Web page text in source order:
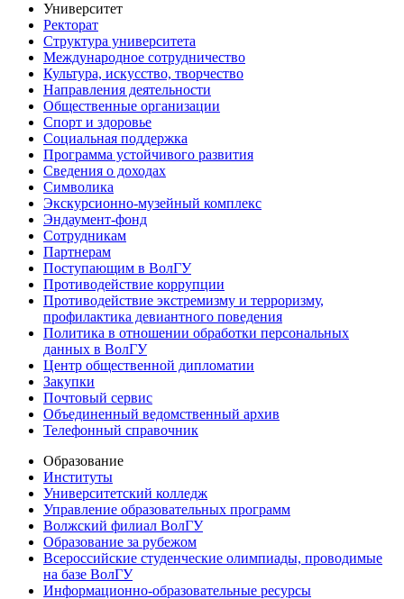
Университет
Ректорат
Структура университета
Международное сотрудничество
Культура, искусство, творчество
Направления деятельности
Общественные организации
Спорт и здоровье
Социальная поддержка
Программа устойчивого развития
Сведения о доходах
Символика
Экскурсионно-музейный комплекс
Эндаумент-фонд
Сотрудникам
Партнерам
Поступающим в ВолГУ
Противодействие коррупции
Противодействие экстремизму и терроризму,
профилактика девиантного поведения
Политика в отношении обработки персональных
данных в ВолГУ
Центр общественной дипломатии
Закупки
Почтовый сервис
Объединенный ведомственный архив
Телефонный справочник
Образование
Институты
Университетский колледж
Управление образовательных программ
Волжский филиал ВолГУ
Образование за рубежом
Всероссийские студенческие олимпиады, проводимые
на базе ВолГУ
Информационно-образовательные ресурсы